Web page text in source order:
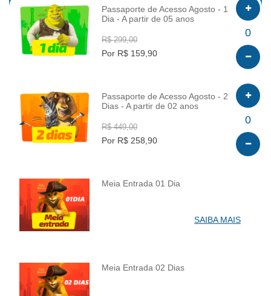
INFO
Passaporte de Acesso Agosto - 1
Dia - A partir de 05 anos
R$ 299,00
Por R$ 159,90
0
INFO
Passaporte de Acesso Agosto - 2
Dias - A partir de 02 anos
R$ 449,00
Por R$ 258,90
0
INFO
Meia Entrada 01 Dia
SAIBA MAIS
INFO
Meia Entrada 02 Dias